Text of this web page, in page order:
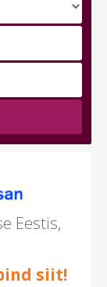
Eestis,
siit!